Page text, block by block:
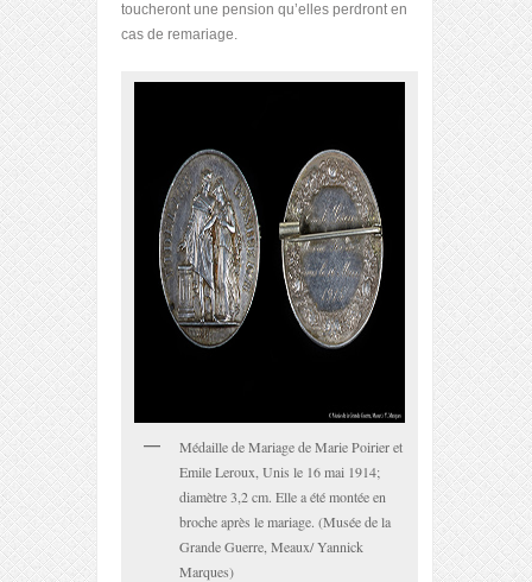
toucheront une pension qu’elles perdront en
cas de remariage.
Médaille de Mariage de Marie Poirier et
Emile Leroux, Unis le 16 mai 1914;
diamètre 3,2 cm. Elle a été montée en
broche après le mariage. (Musée de la
Grande Guerre, Meaux/ Yannick
Marques)